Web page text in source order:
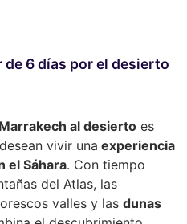
de 6 días por el desierto
al desierto es
vivir una experiencia
el Sáhara. Con tiempo
del Atlas, las
valles y las dunas